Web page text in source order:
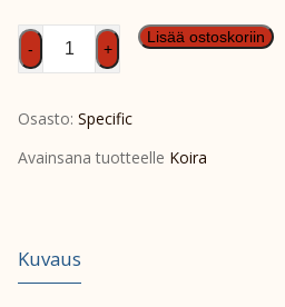
SPEC
CXD-
4kg
määrä
- +
Lisää ostoskoriin
Osasto: Specific
Avainsana tuotteelle Koira
Kuvaus